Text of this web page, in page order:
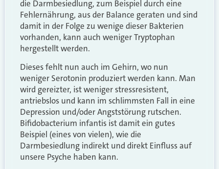
die Darmbesiedlung, zum Beispiel durch eine
Fehlernährung, aus der Balance geraten und sind
damit in der Folge zu wenige dieser Bakterien
vorhanden, kann auch weniger Tryptophan
hergestellt werden.
Dieses fehlt nun auch im Gehirn, wo nun
weniger Serotonin produziert werden kann. Man
wird gereizter, ist weniger stressresistent,
antriebslos und kann im schlimmsten Fall in eine
Depression und/oder Angststörung rutschen.
Bifidobacterium infantis ist damit ein gutes
Beispiel (eines von vielen), wie die
Darmbesiedlung indirekt und direkt Einfluss auf
unsere Psyche haben kann.